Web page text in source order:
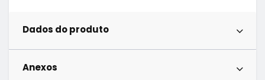
Dados do produto
Anexos